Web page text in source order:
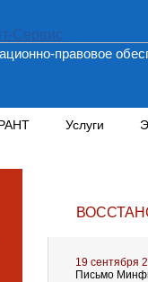
правовое
Услуги
19 сентября
Письмо